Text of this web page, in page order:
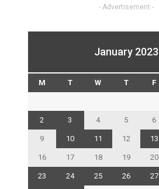
- Advertisement -
January 2023
M T W T F
2 3 4 5 6
9 10 11 12 13
16 17 18 19 20
23 24 25 26 27